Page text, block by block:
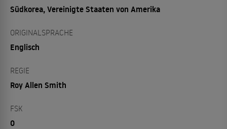
Südkorea, Vereinigte Staaten von Amerika
ORIGINALSPRACHE
Englisch
REGIE
Roy Allen Smith
FSK
0